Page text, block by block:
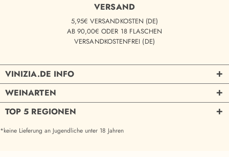
VERSAND
5,95€ VERSANDKOSTEN (DE)
AB 90,00€ ODER 18 FLASCHEN
VERSANDKOSTENFREI (DE)
VINIZIA.DE INFO
WEINARTEN
TOP 5 REGIONEN
*keine Lieferung an Jugendliche unter 18 Jahren